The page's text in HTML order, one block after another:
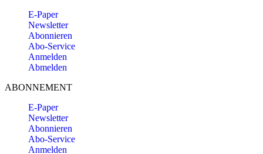
E-Paper
Newsletter
Abonnieren
Abo-Service
Anmelden
Abmelden
ABONNEMENT
E-Paper
Newsletter
Abonnieren
Abo-Service
Anmelden